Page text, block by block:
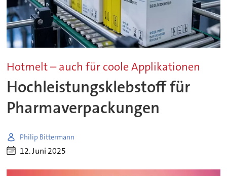
Hotmelt – auch für coole Applikationen
Hochleistungsklebstoff für
Pharmaverpackungen
Philip Bittermann
12. Juni 2025